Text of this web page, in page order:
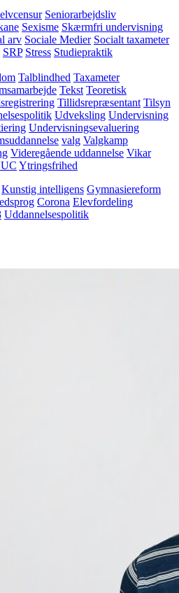
Seniorarbejdsliv
Sexisme Skærmfri undervisning
arv Sociale Medier Socialt taxameter
SRP Stress Studiepraktik
Talblindhed Taxameter
Tekst Teoretisk
Tillidsrepræsentant Tilsyn
Udveksling Undervisning
Undervisningsevaluering
valg Valgkamp
Videregående uddannelse Vikar
Ytringsfrihed
Kunstig intelligens Gymnasiereform
Corona Elevfordeling
Uddannelsespolitik